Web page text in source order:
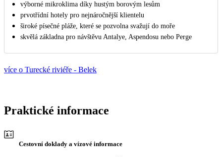
výborné mikroklima díky hustým borovým lesům
prvotřídní hotely pro nejnáročnější klientelu
široké písečné pláže, které se pozvolna svažují do moře
skvělá základna pro návštěvu Antalye, Aspendosu nebo Perge
více o Turecké riviéře - Belek
Praktické informace
Cestovní doklady a vízové informace